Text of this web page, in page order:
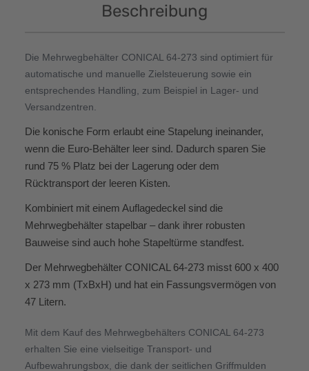
Beschreibung
Die Mehrwegbehälter CONICAL 64-273 sind optimiert für
automatische und manuelle Zielsteuerung sowie ein
entsprechendes Handling, zum Beispiel in Lager- und
Versandzentren.
Die konische Form erlaubt eine Stapelung ineinander,
wenn die Euro-Behälter leer sind. Dadurch sparen Sie
rund 75 % Platz bei der Lagerung oder dem
Rücktransport der leeren Kisten.
Kombiniert mit einem Auflagedeckel sind die
Mehrwegbehälter stapelbar – dank ihrer robusten
Bauweise sind auch hohe Stapeltürme standfest.
Der Mehrwegbehälter CONICAL 64-273 misst 600 x 400
x 273 mm (TxBxH) und hat ein Fassungsvermögen von
47 Litern.
Mit dem Kauf des Mehrwegbehälters CONICAL 64-273
erhalten Sie eine vielseitige Transport- und
Aufbewahrungsbox, die dank der seitlichen Griffmulden